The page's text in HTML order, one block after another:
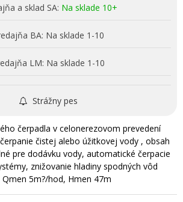
a sklad SA: Na sklade 10+
BA: Na sklade 1-10
LM: Na sklade 1-10
Strážny pes
čerpadla v celonerezovom prevedení
čistej alebo úžitkovej vody , obsah
pre dodávku vody, automatické čerpacie
znižovanie hladiny spodných vôd
Qmen 5m?/hod, Hmen 47m